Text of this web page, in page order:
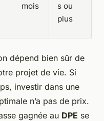
mois
s ou
plus
dépend bien sûr de
projet de vie. Si
investir dans une
n’a pas de prix.
gagnée au DPE se